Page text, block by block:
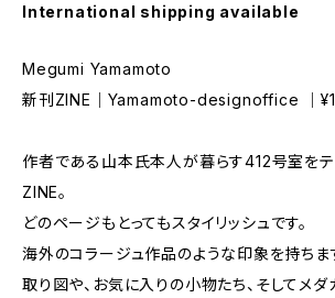
International shipping available
Megumi Yamamoto
新刊ZINE｜Yamamoto-designoffice ｜
作者である山本氏本人が暮らす412号室を
ZINE。
どのページもとってもスタイリッシュです。
海外のコラージュ作品のような印象を持ちま
取り図や、お気に入りの小物たち、そしてメ